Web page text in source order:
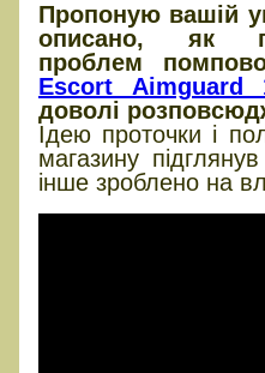
Пропоную вашій
описано, як
проблем
Escort Aimguard
доволі
Ідею проточки і
магазину
інше зроблено на